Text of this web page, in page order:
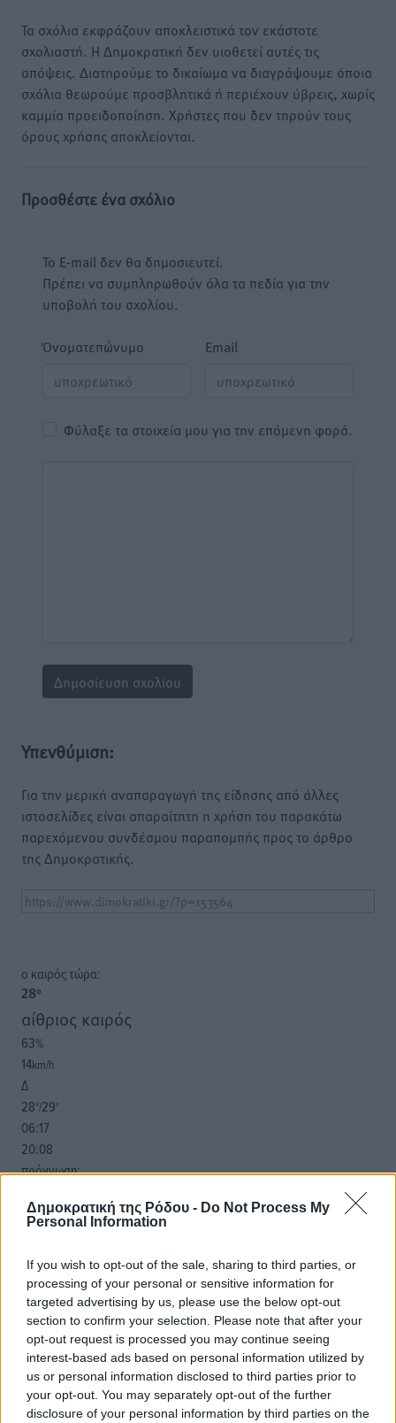
Δημοκρατική της Ρόδου - Do Not Process My
Personal Information
If you wish to opt-out of the sale, sharing to third parties, or
processing of your personal or sensitive information for
targeted advertising by us, please use the below opt-out
section to confirm your selection. Please note that after your
opt-out request is processed you may continue seeing
interest-based ads based on personal information utilized by
us or personal information disclosed to third parties prior to
your opt-out. You may separately opt-out of the further
disclosure of your personal information by third parties on the
Τα σχόλια εκφράζουν αποκλειστικά τον εκάστοτε
σχολιαστή. Η Δημοκρατική δεν υιοθετεί αυτές τις
απόψεις. Διατηρούμε το δικαίωμα να διαγράψουμε όποια
σχόλια θεωρούμε προσβλητικά ή περιέχουν ύβρεις, χωρίς
καμμία προειδοποίηση. Χρήστες που δεν τηρούν τους
όρους χρήσης αποκλείονται.
Προσθέστε ένα σχόλιο
Το E-mail δεν θα δημοσιευτεί.
Πρέπει να συμπληρωθούν όλα τα πεδία για την
υποβολή του σχολίου.
Όνοματεπώνυμο Email
Φύλαξε τα στοιχεία μου για την επόμενη φορά.
Υπενθύμιση:
Για την μερική αναπαραγωγή της είδησης από άλλες
ιστοσελίδες είναι απαραίτητη η χρήση του παρακάτω
παρεχόμενου συνδέσμου παραπομπής προς το άρθρο
της Δημοκρατικής.
o καιρός τώρα:
28°
αίθριος καιρός
63%
14km/h
Δ
28°/29°
06:17
20:08
πρόγνωση:
ΠΑ
°
ΚΥ
29°
ΔΕ